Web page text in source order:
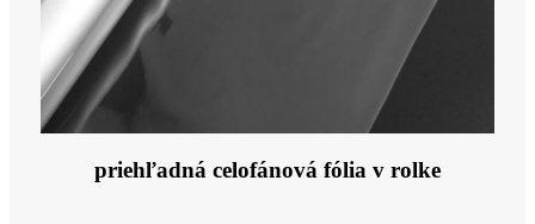
priehľadná celofánová fólia v rolke